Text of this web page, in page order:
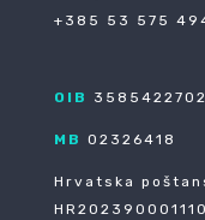
+385 53 575
OIB
MB 02326418
Hrvatska